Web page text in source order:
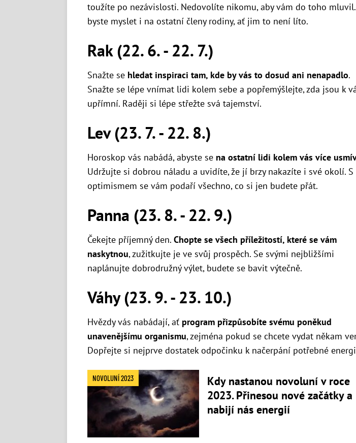
toužíte po nezávislosti. Nedovolíte nikomu, aby vám do toho
byste myslet i na ostatní členy rodiny, ať jim to není líto.
Rak (22. 6. - 22. 7.)
Snažte se hledat inspiraci tam, kde by vás to dosud ani nenapadlo.
Snažte se lépe vnímat lidi kolem sebe a popřemýšlejte, zda jsou k
upřímní. Raději si lépe střežte svá tajemství.
Lev (23. 7. - 22. 8.)
Horoskop vás nabádá, abyste se na ostatní lidi kolem vás více
Udržujte si dobrou náladu a uvidíte, že jí brzy nakazíte i své okolí. S
optimismem se vám podaří všechno, co si jen budete přát.
Panna (23. 8. - 22. 9.)
Čekejte příjemný den. Chopte se všech příležitostí, které se vám
naskytnou, zužitkujte je ve svůj prospěch. Se svými nejbližšími
naplánujte dobrodružný výlet, budete se bavit výtečně.
Váhy (23. 9. - 23. 10.)
Hvězdy vás nabádají, ať program přizpůsobíte svému poněkud
unavenějšímu organismu, zejména pokud se chcete vydat někam
Dopřejte si nejprve dostatek odpočinku k načerpání potřebné
NOVOLUNÍ 2023
Kdy nastanou novoluní v roce
2023. Přinesou nové začátky a
nabijí nás energií